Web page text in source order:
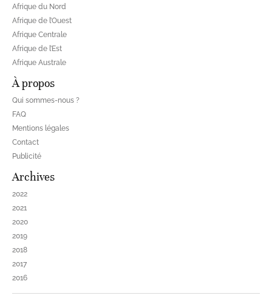
Afrique du Nord
Afrique de l’Ouest
Afrique Centrale
Afrique de l’Est
Afrique Australe
À propos
Qui sommes-nous ?
FAQ
Mentions légales
Contact
Publicité
Archives
2022
2021
2020
2019
2018
2017
2016